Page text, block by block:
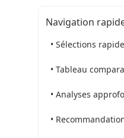
Navigation
• Sélections
• Tableau
• Analyses
•